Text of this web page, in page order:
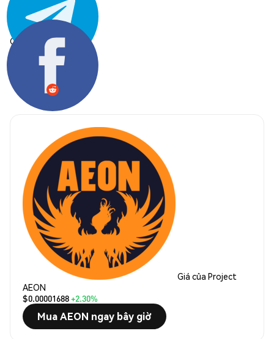
Chia sẻ:
Giá của Project
AEON
$0.00001688+2.30%
Mua AEON ngay bây giờ